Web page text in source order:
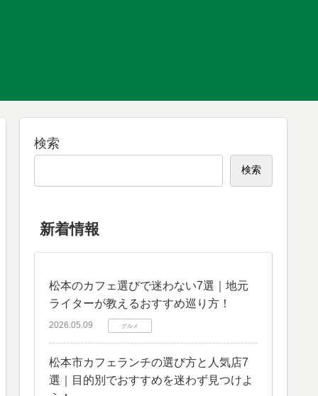
検索
検索
新着情報
松本のカフェ選びで迷わない7選｜地元
ライターが教えるおすすめ巡り方！
2026.05.09 グルメ
松本市カフェランチの選び方と人気店7
選｜目的別でおすすめを迷わず見つけよ